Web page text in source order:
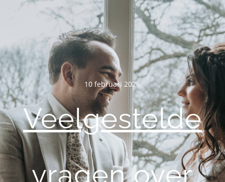
10 februari 2026
Veelgestelde
vragen over